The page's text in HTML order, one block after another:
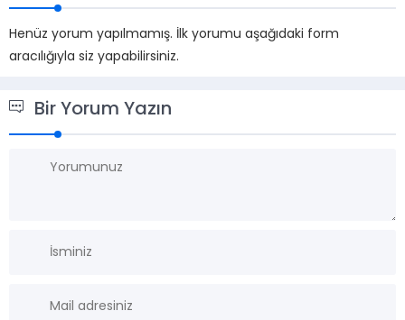
Henüz yorum yapılmamış. İlk yorumu aşağıdaki form
aracılığıyla siz yapabilirsiniz.
Bir Yorum Yazın